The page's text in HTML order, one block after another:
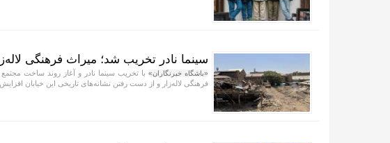
سینما نادر تخریب شد؛ میراث فرهنگی
«باشگاه خبرنگاران» با تخریب سینما نادر و آغاز روند ساخت
فرهنگی لاله‌زار و از دست رفتن نشانه‌های تاریخی این خیابان